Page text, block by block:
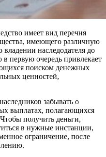
имеет вид перечня
имеющего различную
владении наследодателя до
первую очередь привлекает
поиском денежных
ценностей,
забывать о
выплатах, полагающихся
получить деньги,
в нужные инстанции,
ограничение, после